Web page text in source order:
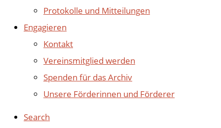
Protokolle und Mitteilungen
Engagieren
Kontakt
Vereinsmitglied werden
Spenden für das Archiv
Unsere Förderinnen und Förderer
Search